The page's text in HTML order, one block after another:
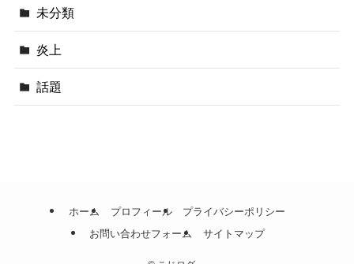
未分類
炎上
話題
ホーム プロフィール
プライバシーポリシー
お問い合わせフォーム
サイトマップ